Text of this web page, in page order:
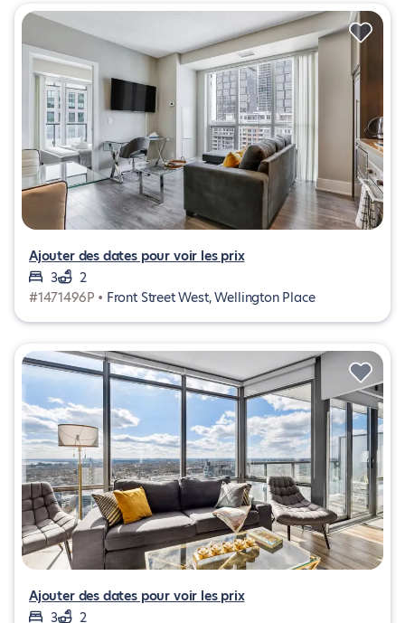
Ajouter des dates pour voir les prix
3
2
#1471496P • Front Street West, Wellington Place
Ajouter des dates pour voir les prix
3
2